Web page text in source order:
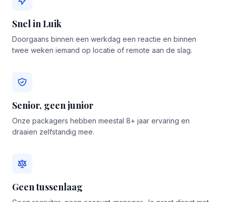
Snel in Luik
Doorgaans binnen een werkdag een reactie en binnen
twee weken iemand op locatie of remote aan de slag.
Senior, geen junior
Onze packagers hebben meestal 8+ jaar ervaring en
draaien zelfstandig mee.
Geen tussenlaag